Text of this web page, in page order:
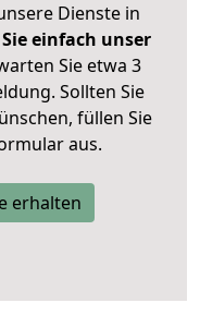
Dienste in
einfach unser
Sie etwa 3
Sollten Sie
füllen Sie
aus.
erhalten